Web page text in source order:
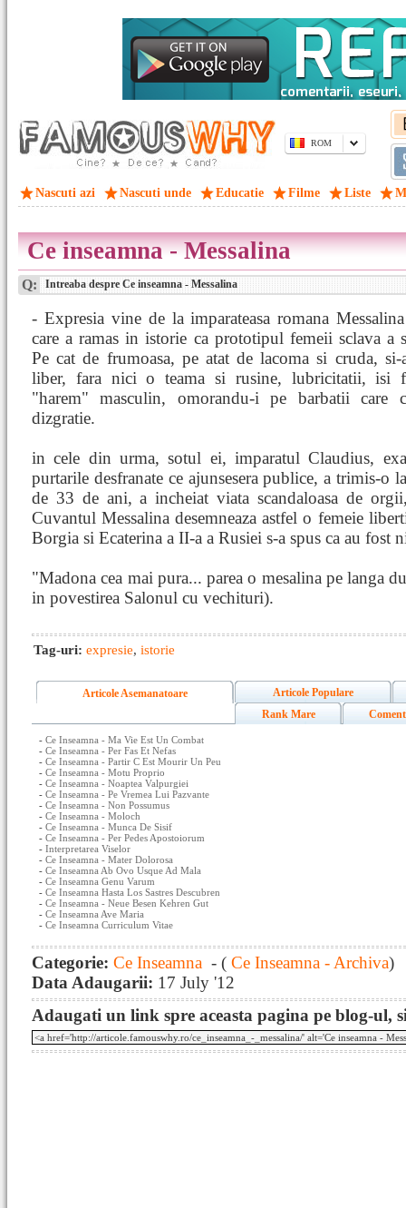
ROM
Nascuti azi Nascuti unde Educatie Filme Liste
Ce inseamna - Messalina
Q: Intreaba despre Ce inseamna - Messalina
- Expresia vine de la imparateasa romana
care a ramas in istorie ca prototipul femeii sclava a
Pe cat de frumoasa, pe atat de lacoma si cruda,
liber, fara nici o teama si rusine, lubricitatii, isi
"harem" masculin, omorandu-i pe barbatii care
dizgratie.
in cele din urma, sotul ei, imparatul Claudius,
purtarile desfranate ce ajunsesera publice, a trimis-o
de 33 de ani, a incheiat viata scandaloasa de
Cuvantul Messalina desemneaza astfel o femeie
Borgia si Ecaterina a II-a a Rusiei s-a spus ca au fost
"Madona cea mai pura... parea o mesalina pe langa
in povestirea Salonul cu vechituri).
Tag-uri: expresie, istorie
Articole Asemanatoare
Articole Populare
Rank Mare
- Ce Inseamna - Ma Vie Est Un Combat
- Ce Inseamna - Per Fas Et Nefas
- Ce Inseamna - Partir C Est Mourir Un Peu
- Ce Inseamna - Motu Proprio
- Ce Inseamna - Noaptea Valpurgiei
- Ce Inseamna - Pe Vremea Lui Pazvante
- Ce Inseamna - Non Possumus
- Ce Inseamna - Moloch
- Ce Inseamna - Munca De Sisif
- Ce Inseamna - Per Pedes Apostoiorum
- Interpretarea Viselor
- Ce Inseamna - Mater Dolorosa
- Ce Inseamna Ab Ovo Usque Ad Mala
- Ce Inseamna Genu Varum
- Ce Inseamna Hasta Los Sastres Descubren
- Ce Inseamna - Neue Besen Kehren Gut
- Ce Inseamna Ave Maria
- Ce Inseamna Curriculum Vitae
Categorie: Ce Inseamna - ( Ce Inseamna - Archiva)
Data Adaugarii: 17 July '12
Adaugati un link spre aceasta pagina pe blog-ul,